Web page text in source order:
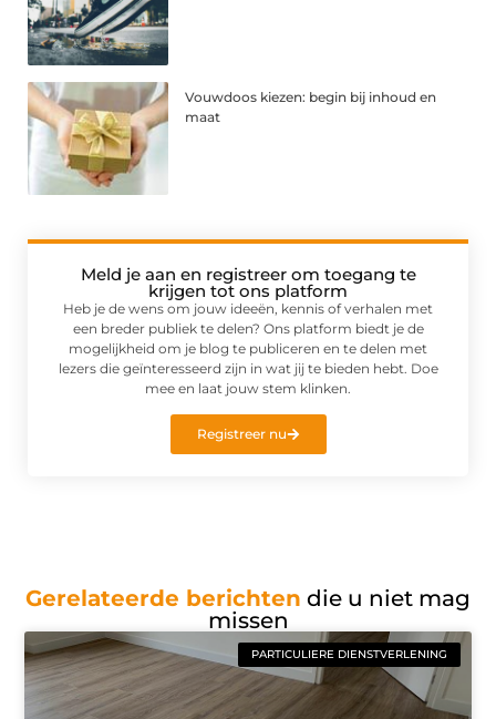
Vouwdoos kiezen: begin bij inhoud en
maat
Meld je aan en registreer om toegang te
krijgen tot ons platform
Heb je de wens om jouw ideeën, kennis of verhalen met
een breder publiek te delen? Ons platform biedt je de
mogelijkheid om je blog te publiceren en te delen met
lezers die geïnteresseerd zijn in wat jij te bieden hebt. Doe
mee en laat jouw stem klinken.
Registreer nu
Gerelateerde berichten die u niet mag
missen
PARTICULIERE DIENSTVERLENING